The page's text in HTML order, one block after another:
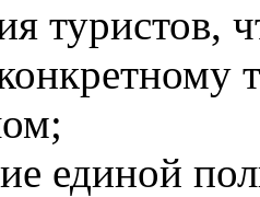
туристов,
единой